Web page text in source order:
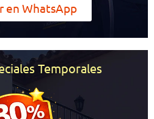
en WhatsApp
Temporales